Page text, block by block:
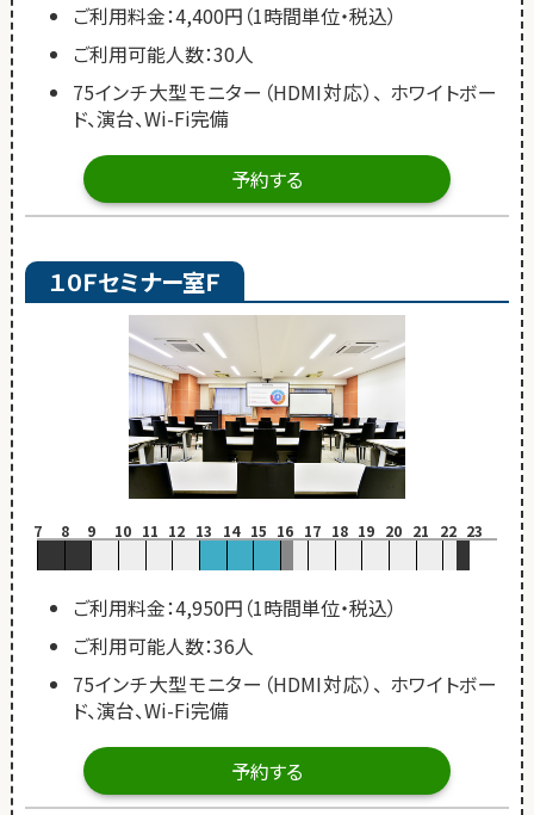
ご利用料金：4,400円（1時間単位・税込）
ご利用可能人数：30人
75インチ大型モニター（HDMI対応）、 ホワイトボー
ド、演台、Wi-Fi完備
予約する
１０Ｆセミナー室Ｆ
7 8 9 10 11 12 13 14 15 16 17 18 19 20 21 22 23
ご利用料金：4,950円（1時間単位・税込）
ご利用可能人数：36人
75インチ大型モニター（HDMI対応）、 ホワイトボー
ド、演台、Wi-Fi完備
予約する